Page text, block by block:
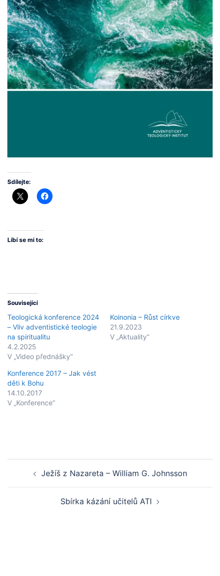
Sdílejte:
Líbí se mi to:
Související
Teologická konference 2024
– Vliv adventistické teologie
na spiritualitu
4.2.2025
V „Video přednášky“
Koinonia – Růst církve
21.9.2023
V „Aktuality“
Konference 2017 – Jak vést
děti k Bohu
14.10.2017
V „Konference“
navigationJežíš z Nazareta – William G. Johnsson
Sbírka kázání učitelů ATI